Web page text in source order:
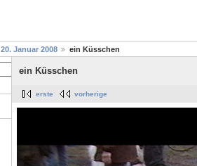
20. Januar 2008 ein Küsschen
ein Küsschen
erste vorherige